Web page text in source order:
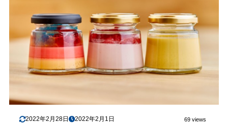
2022年2月28日 2022年2月1日 69 views